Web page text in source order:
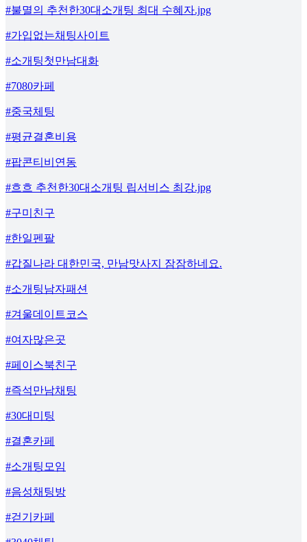
#불멸의 추천한30대소개팅 최대 수혜자.jpg
#가입없는채팅사이트
#소개팅첫만남대화
#7080카페
#중국체팅
#평균결혼비용
#팝콘티비연동
#흐흐 추천한30대소개팅 립서비스 최강.jpg
#구미친구
#한일펜팔
#갑질나라 대한민국, 만남맛사지 잠잠하네요.
#소개팅남자패션
#겨울데이트코스
#여자많은곳
#페이스북친구
#즉석만남채팅
#30대미팅
#결혼카페
#소개팅모임
#음성채팅방
#걷기카페